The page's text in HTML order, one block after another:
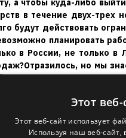
Этот
Этот веб-сайт использует
Используя наш веб-сайт,